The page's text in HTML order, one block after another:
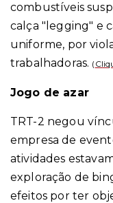
combustíveis
calça "legging" e
uniforme, por
trabalhadoras. (
Jogo de azar
TRT-2 negou
empresa de
atividades
exploração de
efeitos por ter